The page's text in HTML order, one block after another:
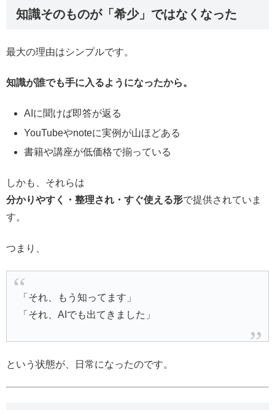
知識そのものが「希少」ではなくなった
最大の理由はシンプルです。
知識が誰でも手に入るようになったから。
AIに聞けば即答が返る
YouTubeやnoteに実例が山ほどある
書籍や講座が低価格で揃っている
しかも、それらは
分かりやすく・整理され・すぐ使える形で提供されていま
す。
つまり、
「それ、もう知ってます」
「それ、AIでも出てきました」
という状態が、日常になったのです。